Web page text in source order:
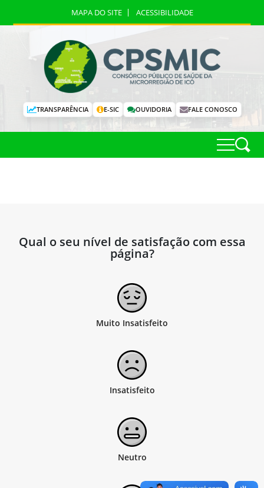
MAPA DO SITE ACESSIBILIDADE
TRANSPARÊNCIA E-SIC OUVIDORIA FALE CONOSCO
Qual o seu nível de satisfação com essa
página?